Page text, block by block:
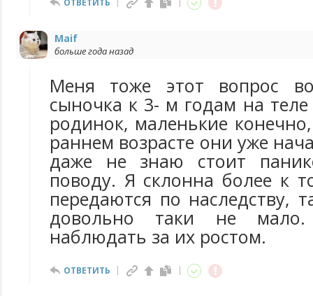
ОТВЕТИТЬ
Маif
больше года назад
Меня тоже этот вопрос
сыночка к 3- м годам на
родинок, маленькие
раннем возрасте они уже
даже не знаю стоит
поводу. Я склонна более к
передаются по наследству,
довольно таки не
наблюдать за их ростом.
ОТВЕТИТЬ